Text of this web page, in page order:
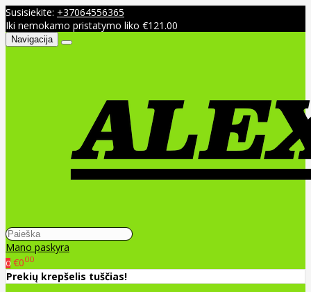
Susisiekite: +37064556365
Iki nemokamo pristatymo liko €121.00
Navigacija
Mano paskyra
0 €000
Prekių krepšelis tuščias!